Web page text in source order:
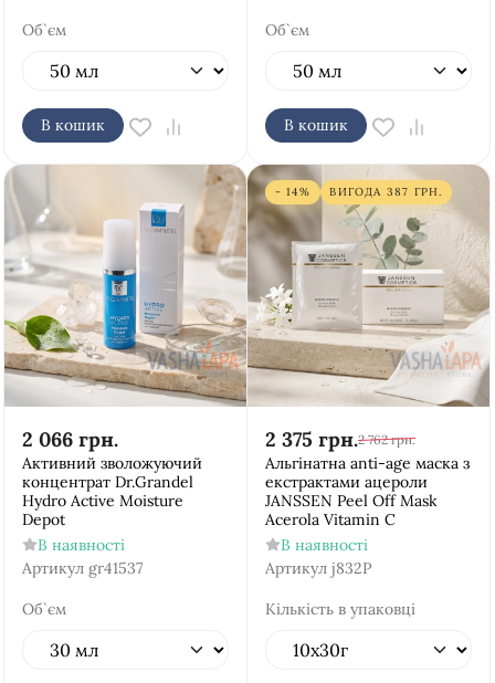
Об`єм
В кошик
Об`єм
В кошик
2 066 грн.
Активний зволожуючий
концентрат Dr.Grandel
Hydro Active Moisture
Depot
В наявності
Артикул gr41537
Об`єм
- 14% ВИГОДА 387 ГРН.
2 375 грн.2 762 грн.
Альгінатна anti-age маска з
екстрактами ацероли
JANSSEN Peel Off Mask
Acerola Vitamin C
В наявності
Артикул j832Р
Кількість в упаковці